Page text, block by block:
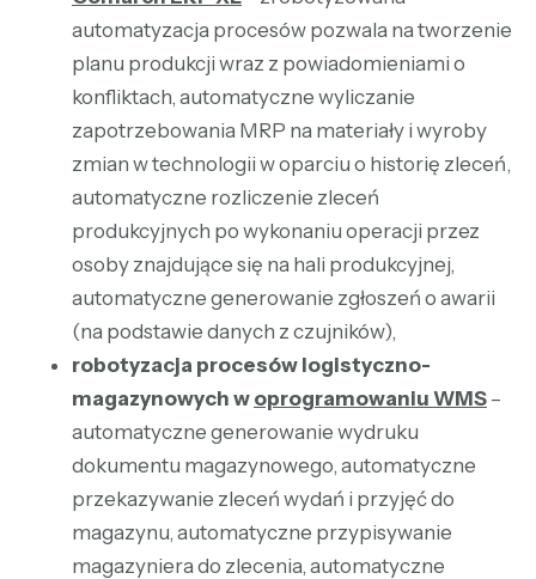
automatyzacja procesów pozwala na tworzenie
planu produkcji wraz z powiadomieniami o
konfliktach, automatyczne wyliczanie
zapotrzebowania MRP na materiały i wyroby
zmian w technologii w oparciu o historię zleceń,
automatyczne rozliczenie zleceń
produkcyjnych po wykonaniu operacji przez
osoby znajdujące się na hali produkcyjnej,
automatyczne generowanie zgłoszeń o awarii
(na podstawie danych z czujników),
robotyzacja procesów logistyczno-
magazynowych w oprogramowaniu WMS –
automatyczne generowanie wydruku
dokumentu magazynowego, automatyczne
przekazywanie zleceń wydań i przyjęć do
magazynu, automatyczne przypisywanie
magazyniera do zlecenia, automatyczne